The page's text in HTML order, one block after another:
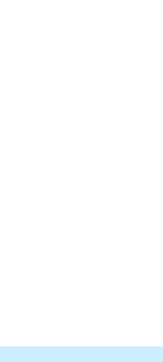
門病